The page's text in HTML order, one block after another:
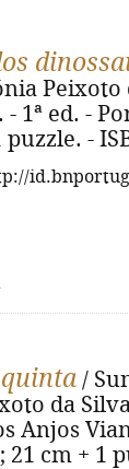
1ª ed. -
-
/
da
Anjos
21 cm + 1